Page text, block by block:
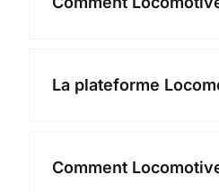
La plateforme
Comment